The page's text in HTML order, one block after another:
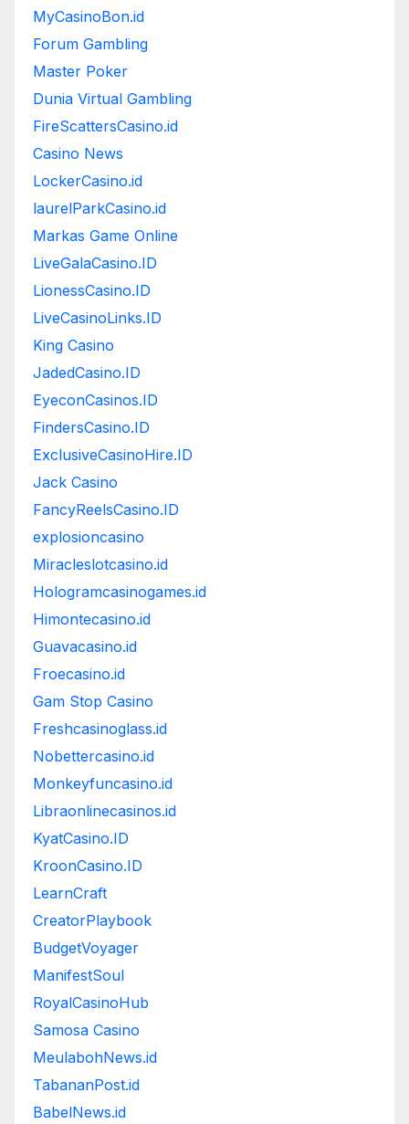
MyCasinoBon.id
Forum Gambling
Master Poker
Dunia Virtual Gambling
FireScattersCasino.id
Casino News
LockerCasino.id
laurelParkCasino.id
Markas Game Online
LiveGalaCasino.ID
LionessCasino.ID
LiveCasinoLinks.ID
King Casino
JadedCasino.ID
EyeconCasinos.ID
FindersCasino.ID
ExclusiveCasinoHire.ID
Jack Casino
FancyReelsCasino.ID
explosioncasino
Miracleslotcasino.id
Hologramcasinogames.id
Himontecasino.id
Guavacasino.id
Froecasino.id
Gam Stop Casino
Freshcasinoglass.id
Nobettercasino.id
Monkeyfuncasino.id
Libraonlinecasinos.id
KyatCasino.ID
KroonCasino.ID
LearnCraft
CreatorPlaybook
BudgetVoyager
ManifestSoul
RoyalCasinoHub
Samosa Casino
MeulabohNews.id
TabananPost.id
BabelNews.id